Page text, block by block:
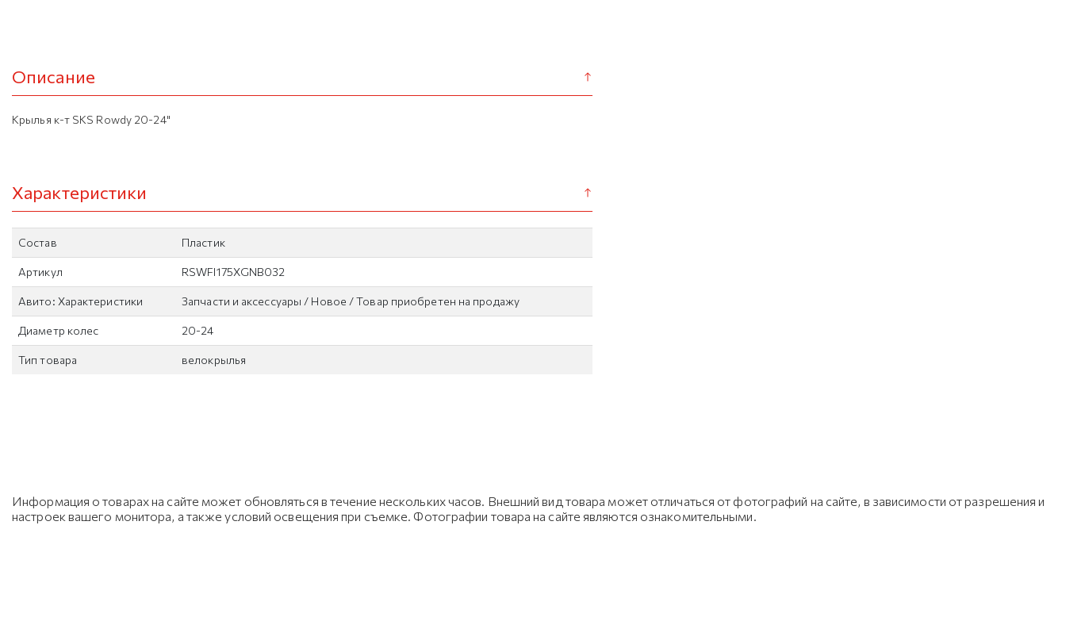
Описание
Крылья к-т SKS Rowdy 20-24"
Характеристики
Состав Пластик
Артикул RSWFI175XGNB032
Авито: Характеристики Запчасти и аксессуары / Новое / Товар приобретен на продажу
Диаметр колес 20-24
Тип товара велокрылья
Информация о товарах на сайте может обновляться в течение нескольких часов. Внешний вид товара может отличаться от фотографий на сайте, в зависимости от разрешения и
настроек вашего монитора, а также условий освещения при съемке. Фотографии товара на сайте являются ознакомительными.